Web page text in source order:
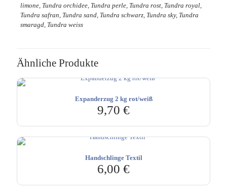
limone, Tundra orchidee, Tundra perle, Tundra rost, Tundra royal,
Tundra safran, Tundra sand, Tundra schwarz, Tundra sky, Tundra
smaragd, Tundra weiss
Ähnliche Produkte
Expanderzug 2 kg rot/weiß
9,70 €
Handschlinge Textil
6,00 €